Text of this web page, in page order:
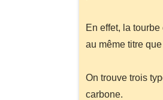
En effet, la
au même titre
On trouve trois
carbone.